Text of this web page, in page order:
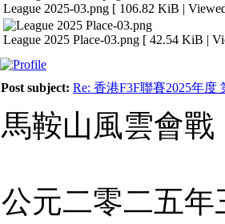
League 2025-03.png [ 106.82 KiB |
League 2025 Place-03.png [ 42.54 KiB |
Post subject: Re: 香港F3F聯賽2025年度
馬鞍山風雲會戰
公元二零二五年